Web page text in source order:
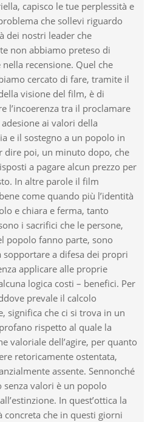
capisco le tue perplessità e
che sollevi riguardo
dei nostri leader che
non abbiamo preteso di
recensione. Quel che
cercato di fare, tramite il
visione del film, è di
l’incoerenza tra il proclamare
ai valori della
e il sostegno a un popolo in
dire poi, un minuto dopo, che
a pagare alcun prezzo per
In altre parole il film
come quando più l’identità
e chiara e ferma, tanto
i sacrifici che le persone,
popolo fanno parte, sono
sopportare a difesa dei propri
applicare alle proprie
logica costi – benefici. Per
prevale il calcolo
significa che ci si trova in un
rispetto al quale la
valoriale dell’agire, per quanto
retoricamente ostentata,
assente. Sennonché
senza valori è un popolo
In quest’ottica la
concreta che in questi giorni